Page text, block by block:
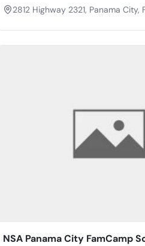
2812 Highway 2321, Panama City,
NSA Panama City FamCamp